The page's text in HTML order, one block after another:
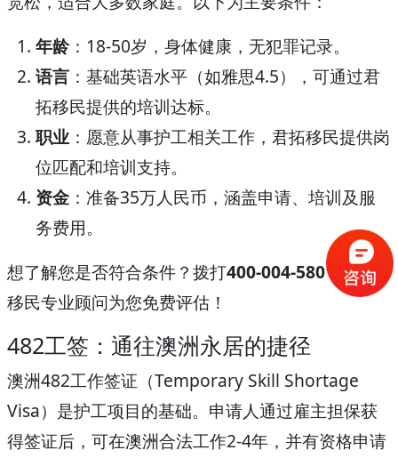
年龄：18-50岁，身体健康，无犯罪记录。
语言 ：基础英语水平（如雅思4.5），可通过君
拓移民提供的培训达标。
职业 ：愿意从事护工相关工作，君拓移民提供岗
位匹配和培训支持。
资金 ：准备35万人民币，涵盖申请、培训及服
务费用。
想了解您是否符合条件？拨打400-004-5801 ，君拓
移民专业顾问为您免费评估！
482工签：通往澳洲永居的捷径
澳洲482工作签证（Temporary Skill Shortage
Visa）是护工项目的基础。申请人通过雇主担保获
得签证后，可在澳洲合法工作2-4年，并有资格申请